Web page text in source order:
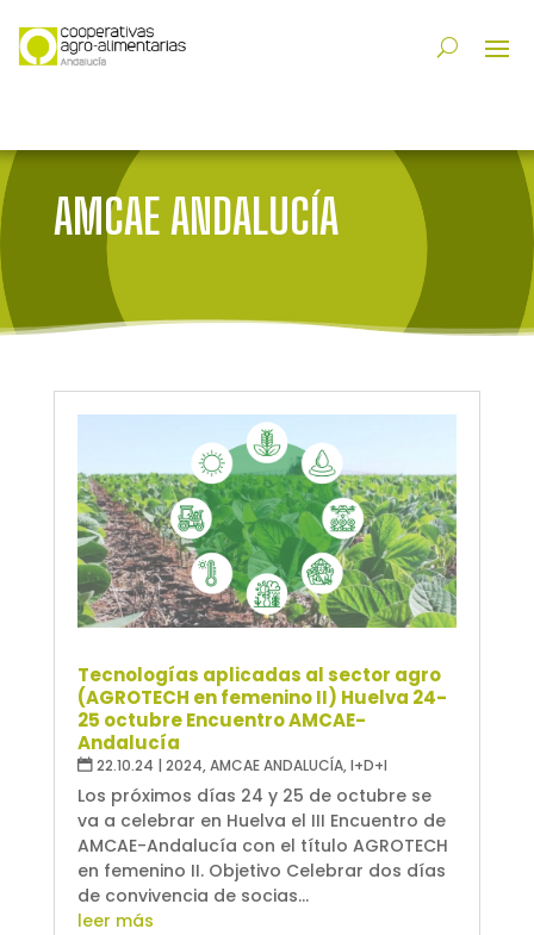
AMCAE ANDALUCÍA
Tecnologías aplicadas al sector agro
(AGROTECH en femenino II) Huelva 24-
25 octubre Encuentro AMCAE-
Andalucía
22.10.24 2024,AMCAE ANDALUCÍA,I+D+I
Los próximos días 24 y 25 de octubre se
va a celebrar en Huelva el III Encuentro de
AMCAE-Andalucía con el título AGROTECH
en femenino II. Objetivo Celebrar dos días
de convivencia de socias...
leer más